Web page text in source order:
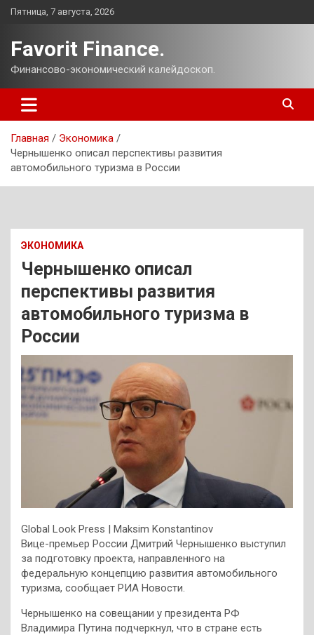
Перейти
Пятница, 7 августа, 2026
Favorit Finance.
Финансово-экономический калейдоскоп.
Главная
Экономика
Чернышенко описал перспективы развития
автомобильного туризма в России
ЭКОНОМИКА
Чернышенко описал
перспективы развития
автомобильного туризма в
России
Global Look Press | Maksim Konstantinov
Вице-премьер России Дмитрий Чернышенко выступил
за подготовку проекта, направленного на
федеральную концепцию развития автомобильного
туризма, сообщает РИА Новости.
Чернышенко на совещании у президента РФ
Владимира Путина подчеркнул, что в стране есть